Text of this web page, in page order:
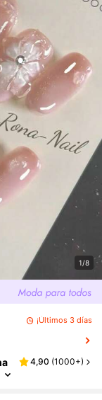
1/8
¡Últimos 3 días
4,90 (1000+)